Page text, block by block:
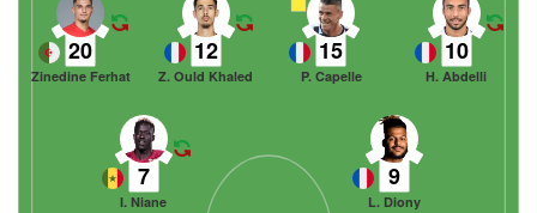
10
H. Abdelli
15
P. Capelle
12
Z. Ould Khaled
20
Zinedine Ferhat
9
L. Diony
7
I. Niane